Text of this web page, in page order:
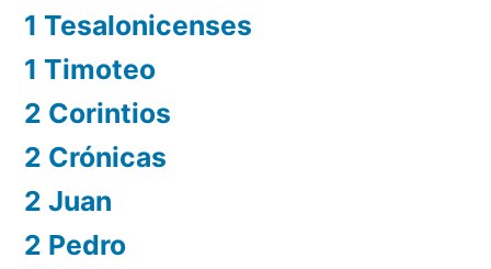
1 Tesalonicenses
1 Timoteo
2 Corintios
2 Crónicas
2 Juan
2 Pedro